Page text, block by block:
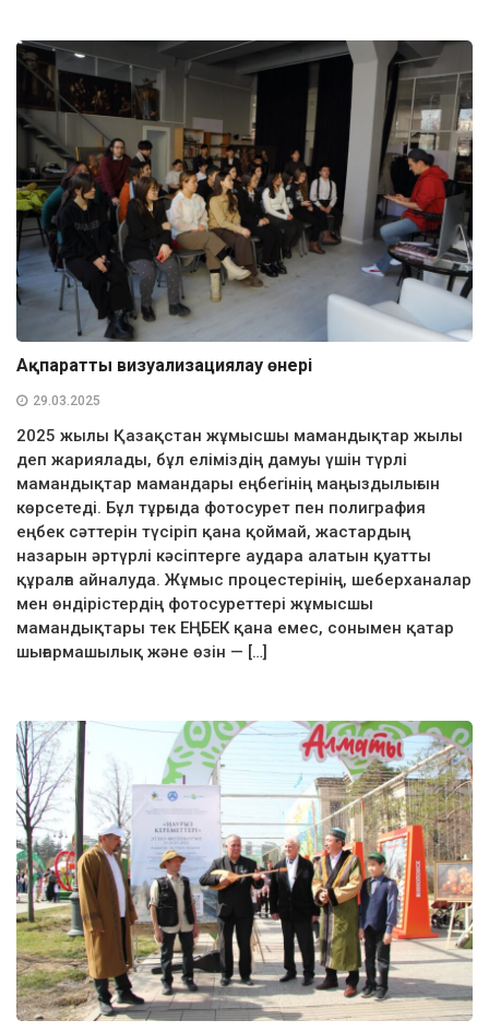
Ақпаратты визуализациялау өнері
29.03.2025
2025 жылы Қазақстан жұмысшы мамандықтар жылы
деп жариялады, бұл еліміздің дамуы үшін түрлі
мамандықтар мамандары еңбегінің маңыздылығын
көрсетеді. Бұл тұрғыда фотосурет пен полиграфия
еңбек сәттерін түсіріп қана қоймай, жастардың
назарын әртүрлі кәсіптерге аудара алатын қуатты
құралға айналуда. Жұмыс процестерінің, шеберханалар
мен өндірістердің фотосуреттері жұмысшы
мамандықтары тек ЕҢБЕК қана емес, сонымен қатар
шығармашылық және өзін — […]